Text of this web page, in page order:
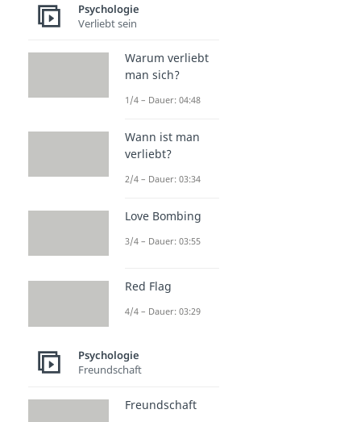
Psychologie
Verliebt sein
Warum verliebt
man sich?
1/4 – Dauer: 04:48
Wann ist man
verliebt?
2/4 – Dauer: 03:34
Love Bombing
3/4 – Dauer: 03:55
Red Flag
4/4 – Dauer: 03:29
Psychologie
Freundschaft
Freundschaft